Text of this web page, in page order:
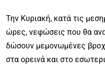
Την Κυριακή, κατά τις
ώρες, νεφώσεις που θα
δώσουν μεμονωμένες
στα ορεινά και στο